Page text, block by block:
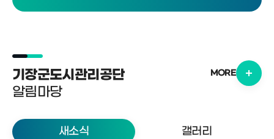
기장군도시관리공단
알림마당
새소식
갤러리
MORE